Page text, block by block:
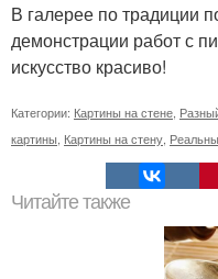
В галерее по традиции
демонстрации работ с
искусство красиво!
Категории: Картины на стене,
картины, Картины на стену,
Читайте также